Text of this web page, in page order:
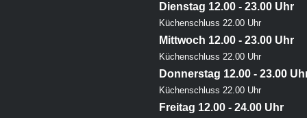
Dienstag 12.00 - 23.00 Uhr
Küchenschluss 22.00 Uhr
Mittwoch 12.00 - 23.00 Uhr
Küchenschluss 22.00 Uhr
Donnerstag 12.00 - 23.00
Küchenschluss 22.00 Uhr
Freitag 12.00 - 24.00 Uhr